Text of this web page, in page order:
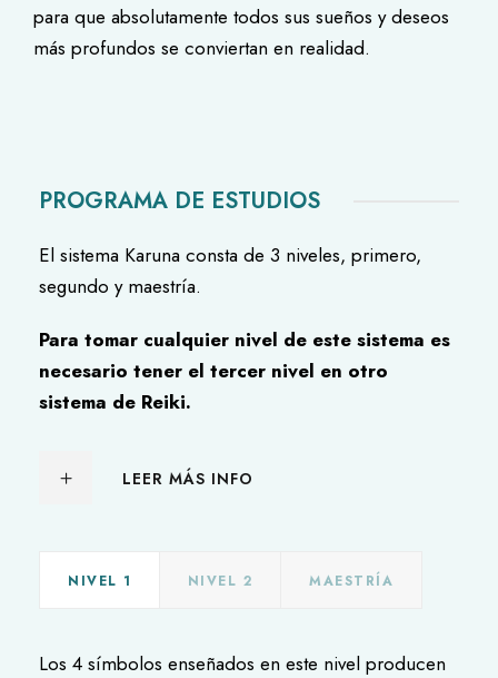
para que absolutamente todos sus sueños y deseos
más profundos se conviertan en realidad.
PROGRAMA DE ESTUDIOS
El sistema Karuna consta de 3 niveles, primero,
segundo y maestría.
Para tomar cualquier nivel de este sistema es
necesario tener el tercer nivel en otro
sistema de Reiki.
LEER MÁS INFO
NIVEL 1 NIVEL 2 MAESTRÍA
Los 4 símbolos enseñados en este nivel producen